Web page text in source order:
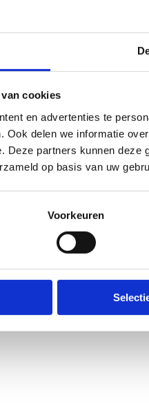
cookies
en advertenties te
Ook delen we informatie
Deze partners kunnen
op basis van uw
Voorkeuren
plezierige
voor alle deelnemers gelden.